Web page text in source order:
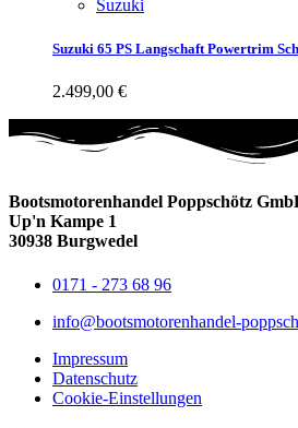
Suzuki
Suzuki 65 PS Langschaft Powertrim
2.499,00 €
Bootsmotorenhandel Poppschötz
Up'n Kampe 1
30938 Burgwedel
0171 - 273 68 96
info@bootsmotorenhandel-
Impressum
Datenschutz
Cookie-Einstellungen